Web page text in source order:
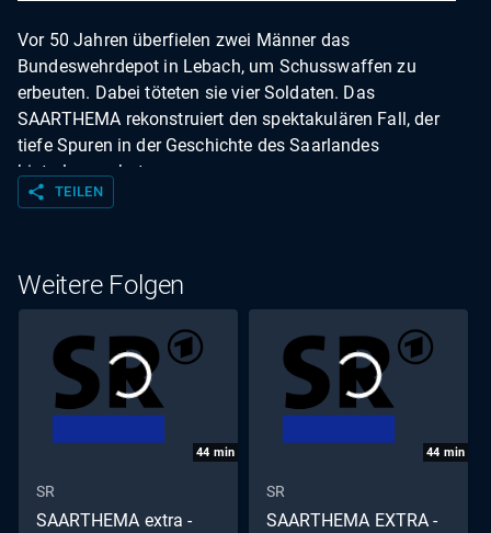
Vor 50 Jahren überfielen zwei Männer das
Bundeswehrdepot in Lebach, um Schusswaffen zu
erbeuten. Dabei töteten sie vier Soldaten. Das
SAARTHEMA rekonstruiert den spektakulären Fall, der
tiefe Spuren in der Geschichte des Saarlandes
hinterlassen hat.
share TEILEN
Weitere Folgen
44 min
SR
SAARTHEMA extra -
44 min
SR
SAARTHEMA EXTRA -